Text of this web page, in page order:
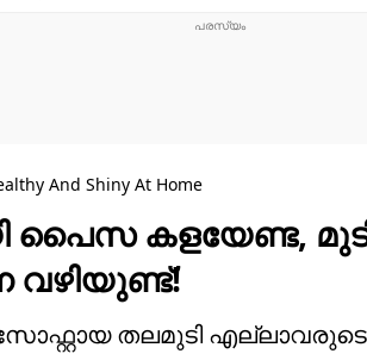
And Shiny At Home
പൈസ കളയേണ്ട,
വഴിയുണ്ട്!
സോഫ്റ്റായ തലമുടി